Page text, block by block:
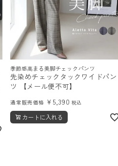
季節感高まる美脚チェックパンツ
先染めチェックタックワイドパン
ツ 【メール便不可】
通常販売価格 ¥5,390 税込
カートに入れる